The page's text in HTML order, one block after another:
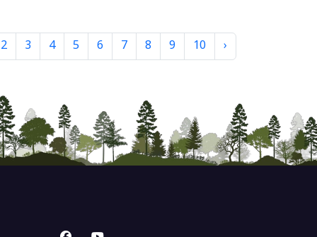
2 3 4 5 6 7 8 9 10 ›